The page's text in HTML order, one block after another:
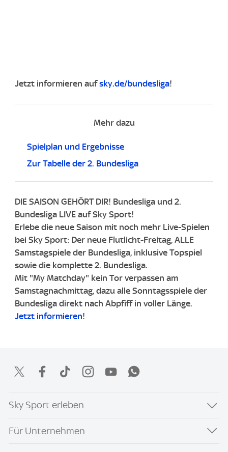
Jetzt informieren aufsky.de/bundesliga!
Mehr dazu
Spielplan und Ergebnisse
Zur Tabelle der 2. Bundesliga
DIE SAISON GEHÖRT DIR! Bundesliga und 2.
Bundesliga LIVE auf Sky Sport!
Erlebe die neue Saison mit noch mehr Live-Spielen
bei Sky Sport: Der neue Flutlicht-Freitag, ALLE
Samstagspiele der Bundesliga, inklusive Topspiel
sowie die komplette 2. Bundesliga.
Mit "My Matchday" kein Tor verpassen am
Samstagnachmittag, dazu alle Sonntagsspiele der
Bundesliga direkt nach Abpfiff in voller Länge.
Jetzt informieren!
Sky Sport erleben
Für Unternehmen